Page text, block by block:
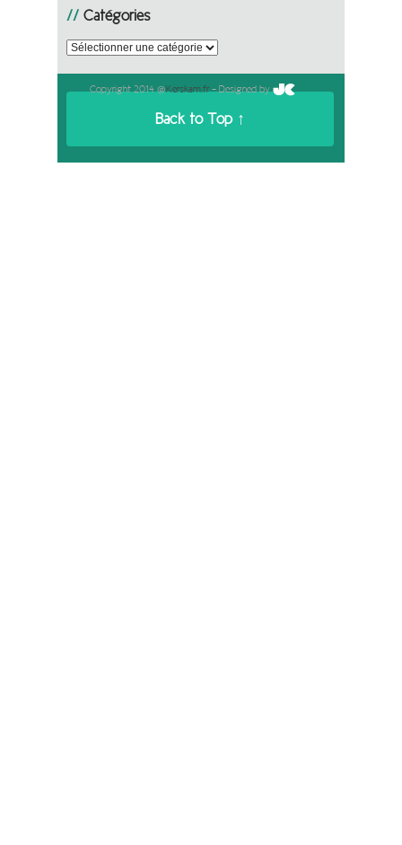
Catégories
Catégories
Copyright 2014 @Kerskam.fr- Designed by
Back to Top ↑